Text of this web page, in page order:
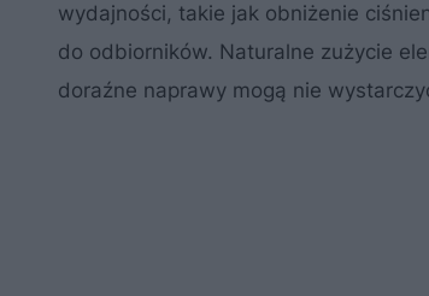
wydajności, takie jak obniżenie
do odbiorników. Naturalne zużycie
doraźne naprawy mogą nie